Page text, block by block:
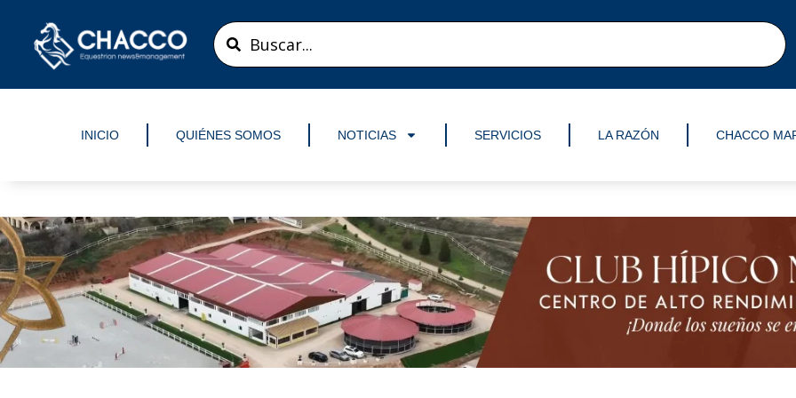
contenido
Search
...
INICIO QUIÉNES SOMOS NOTICIAS SERVICIOS LA RAZÓN CHACCO